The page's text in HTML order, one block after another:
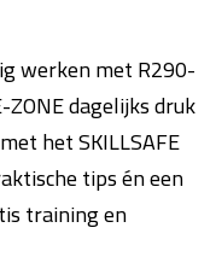
werken met R290-
ZONE dagelijks druk
het SKILLSAFE
tips én een
training en